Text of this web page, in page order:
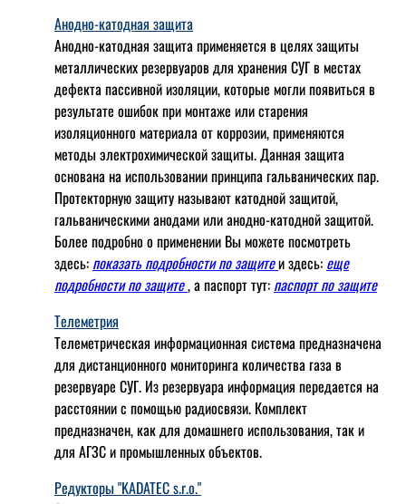
Анодно-катодная защита
Анодно-катодная защита применяется в целях защиты
металлических резервуаров для хранения СУГ в местах
дефекта пассивной изоляции, которые могли появиться в
результате ошибок при монтаже или старения
изоляционного материала от коррозии, применяются
методы электрохимической защиты. Данная защита
основана на использовании принципа гальванических пар.
Протекторную защиту называют катодной защитой,
гальваническими анодами или анодно-катодной защитой.
Более подробно о применении Вы можете посмотреть
здесь: показать подробности по защитеи здесь: еще
подробности по защите, а паспорт тут: паспорт по защите
Телеметрия
Телеметрическая информационная система предназначена
для дистанционного мониторинга количества газа в
резервуаре СУГ. Из резервуара информация передается на
расстоянии с помощью радиосвязи. Комплект
предназначен, как для домашнего использования, так и
для АГЗС и промышленных объектов.
Редукторы "KADATEC s.r.o."